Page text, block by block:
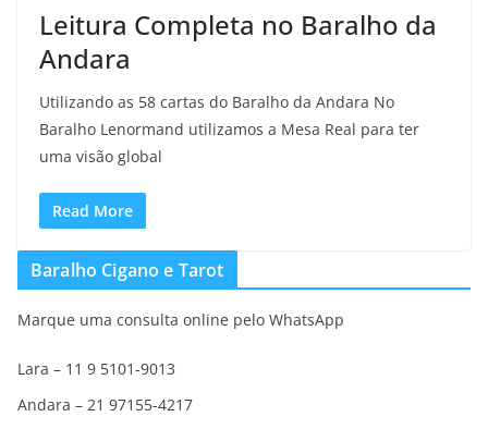
Leitura Completa no Baralho da
Andara
Utilizando as 58 cartas do Baralho da Andara No
Baralho Lenormand utilizamos a Mesa Real para ter
uma visão global
Read More
Baralho Cigano e Tarot
Marque uma consulta online pelo WhatsApp
Lara – 11 9 5101-9013
Andara – 21 97155-4217